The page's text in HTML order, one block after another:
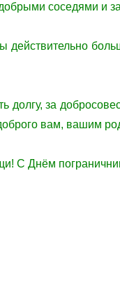
соседями и
действительно
долгу, за
вам, вашим
С Днём